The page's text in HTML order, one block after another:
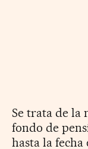
Se trata de la
fondo de
hasta la fecha